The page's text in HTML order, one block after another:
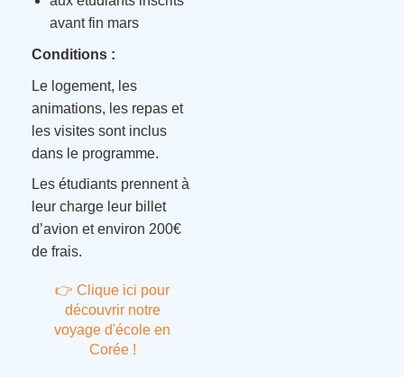
avant fin mars
Conditions :
Le logement, les
animations, les repas et
les visites sont inclus
dans le programme.
Les étudiants prennent à
leur charge leur billet
d’avion et environ 200€
de frais.
👉 Clique ici pour
découvrir notre
voyage d'école en
Corée !